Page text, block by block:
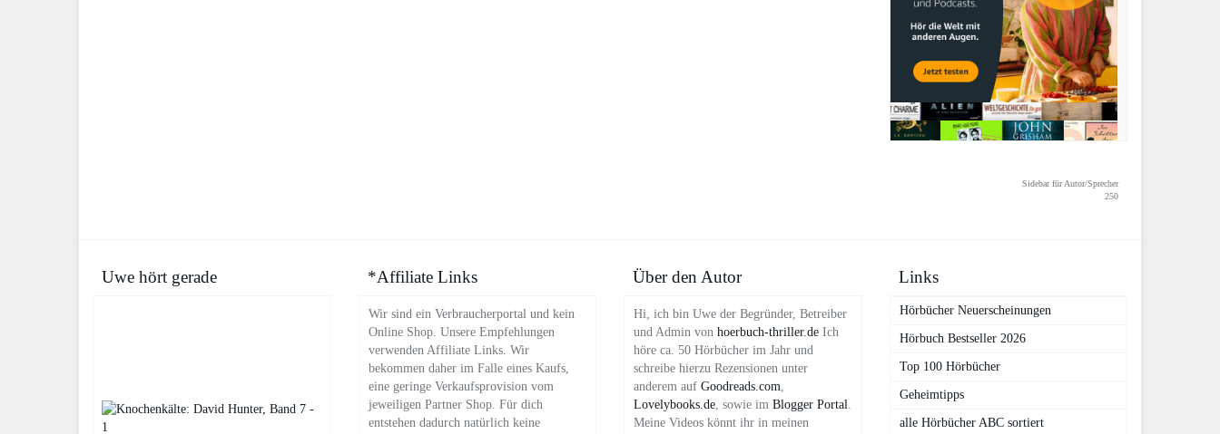
Sidebar für Autor/Sprecher
250
Uwe hört gerade *Affiliate Links
Wir sind ein Verbraucherportal und kein
Online Shop. Unsere Empfehlungen
verwenden Affiliate Links. Wir
bekommen daher im Falle eines Kaufs,
eine geringe Verkaufsprovision vom
jeweiligen Partner Shop. Für dich
entstehen dadurch natürlich keine
Über den Autor
Hi, ich bin Uwe der Begründer, Betreiber
und Admin von hoerbuch-thriller.de Ich
höre ca. 50 Hörbücher im Jahr und
schreibe hierzu Rezensionen unter
anderem auf Goodreads.com,
Lovelybooks.de, sowie im Blogger Portal.
Meine Videos könnt ihr in meinen
Links
Hörbücher Neuerscheinungen
Hörbuch Bestseller 2026
Top 100 Hörbücher
Geheimtipps
alle Hörbücher ABC sortiert